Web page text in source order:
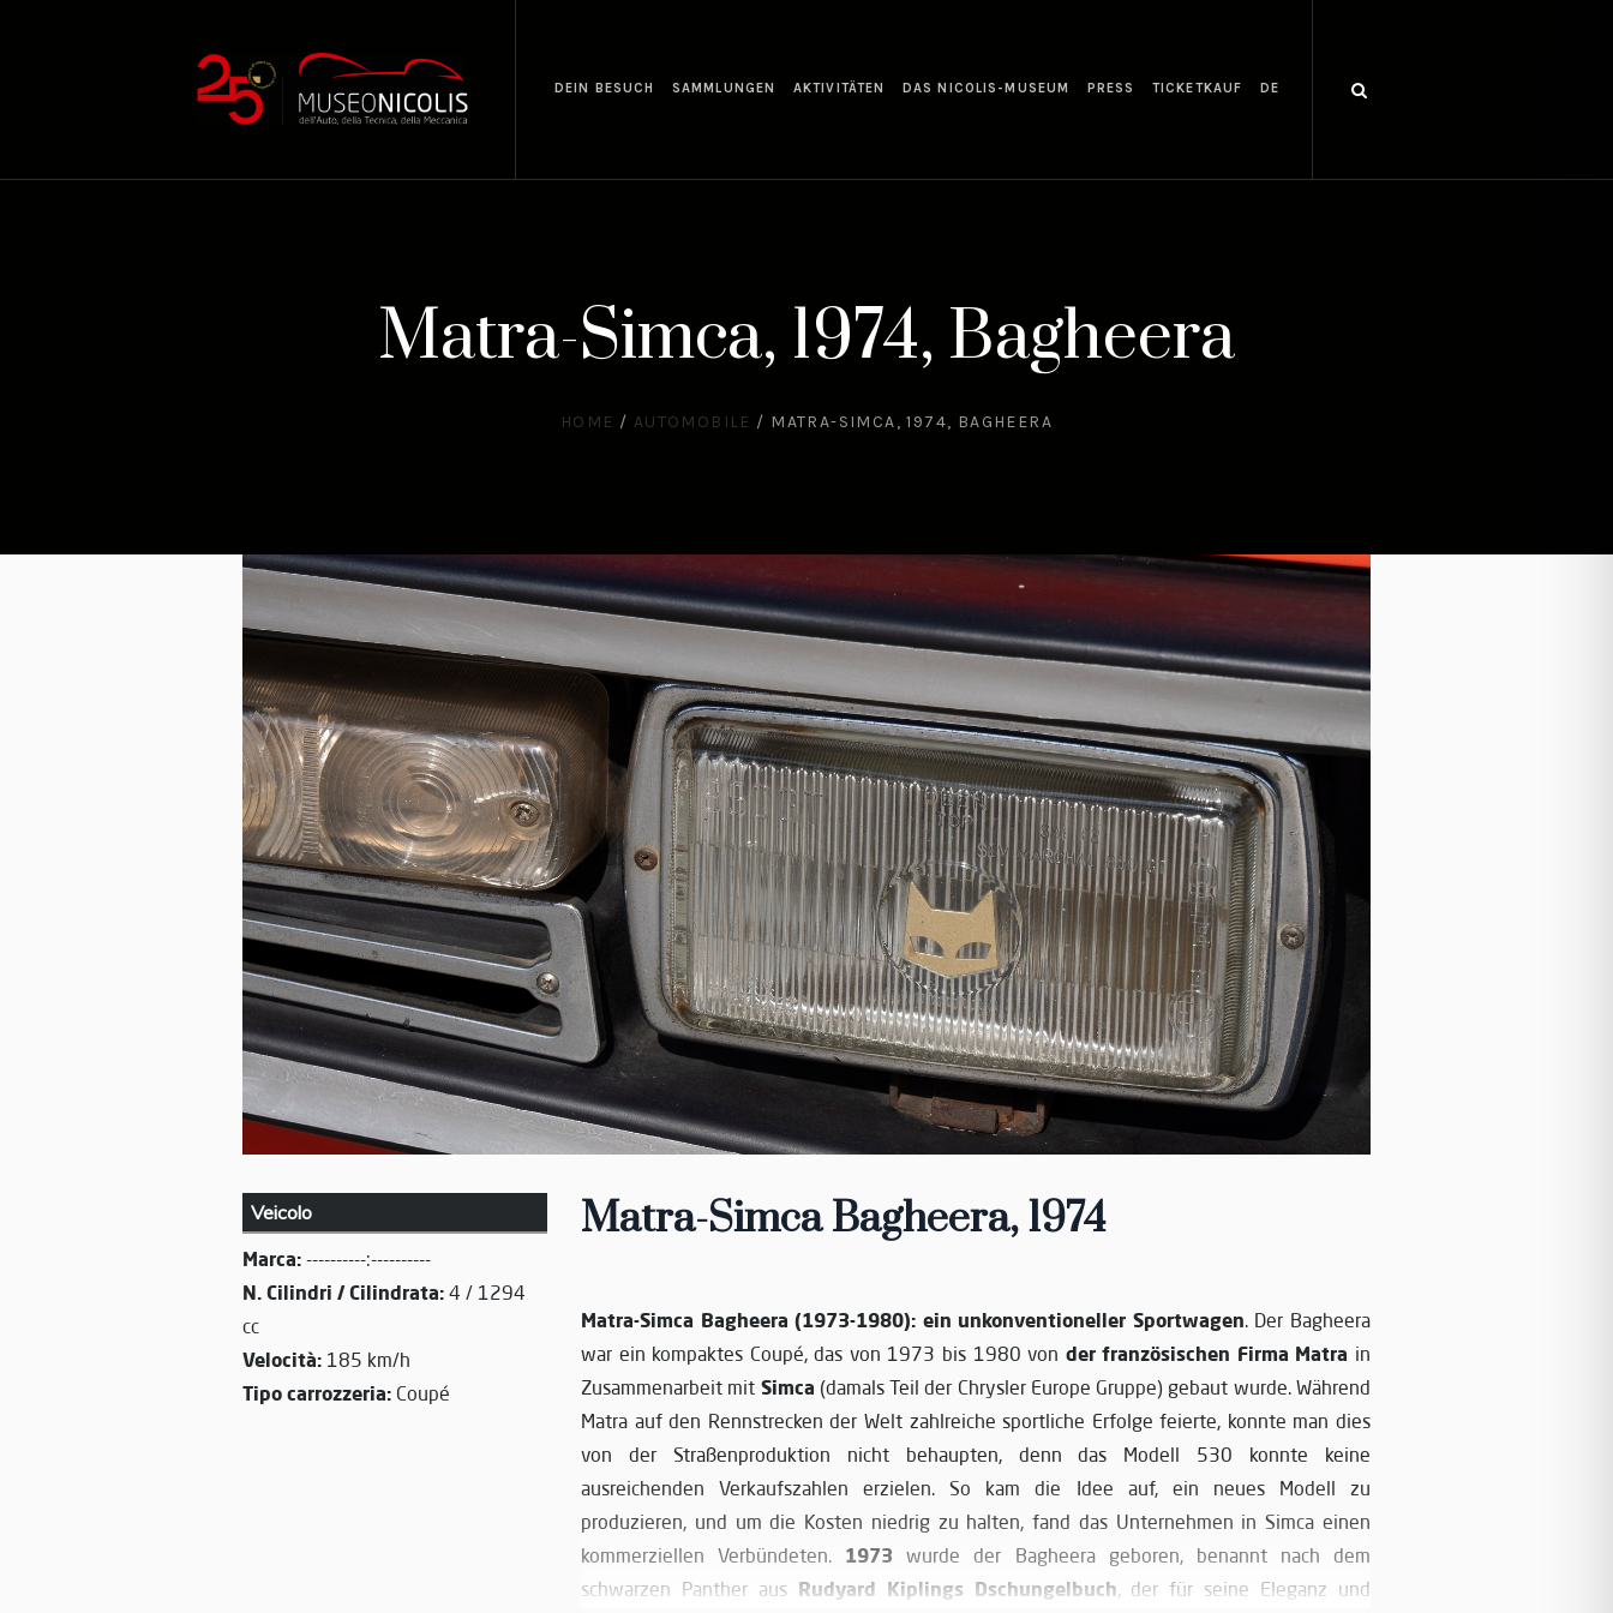
DEIN BESUCH SAMMLUNGEN AKTIVITÄTEN DAS NICOLIS-MUSEUM PRESS TICKETKAUF DE
Matra-Simca, 1974, Bagheera
HOME / AUTOMOBILE / MATRA-SIMCA, 1974, BAGHEERA
Veicolo
Marca: ----------:----------
N. Cilindri / Cilindrata: 4 / 1294
cc
Velocità: 185 km/h
Tipo carrozzeria: Coupé
Matra-Simca Bagheera, 1974
Matra-Simca Bagheera (1973-1980): ein unkonventioneller Sportwagen. Der Bagheera
war ein kompaktes Coupé, das von 1973 bis 1980 von der französischen Firma Matra in
Zusammenarbeit mit Simca (damals Teil der Chrysler Europe Gruppe) gebaut wurde. Während
Matra auf den Rennstrecken der Welt zahlreiche sportliche Erfolge feierte, konnte man dies
von der Straßenproduktion nicht behaupten, denn das Modell 530 konnte keine
ausreichenden Verkaufszahlen erzielen. So kam die Idee auf, ein neues Modell zu
produzieren, und um die Kosten niedrig zu halten, fand das Unternehmen in Simca einen
kommerziellen Verbündeten. 1973wurde der Bagheera geboren, benannt nach dem
schwarzen Panther aus Rudyard Kiplings Dschungelbuch, der für seine Eleganz und